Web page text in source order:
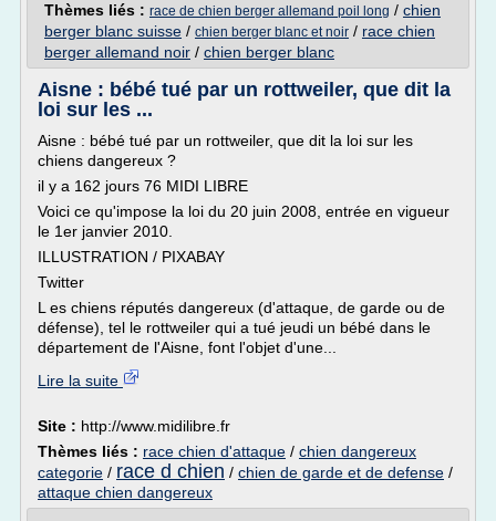
Thèmes liés : race de chien berger allemand poil long / chien
berger blanc suisse / chien berger blanc et noir / race chien
berger allemand noir / chien berger blanc
Aisne : bébé tué par un rottweiler, que dit la
loi sur les ...
Aisne : bébé tué par un rottweiler, que dit la loi sur les
chiens dangereux ?
il y a 162 jours 76 MIDI LIBRE
Voici ce qu'impose la loi du 20 juin 2008, entrée en vigueur
le 1er janvier 2010.
ILLUSTRATION / PIXABAY
Twitter
L es chiens réputés dangereux (d'attaque, de garde ou de
défense), tel le rottweiler qui a tué jeudi un bébé dans le
département de l'Aisne, font l'objet d'une...
Lire la suite
Site : http://www.midilibre.fr
Thèmes liés : race chien d'attaque / chien dangereux
categorie / race d chien / chien de garde et de defense /
attaque chien dangereux